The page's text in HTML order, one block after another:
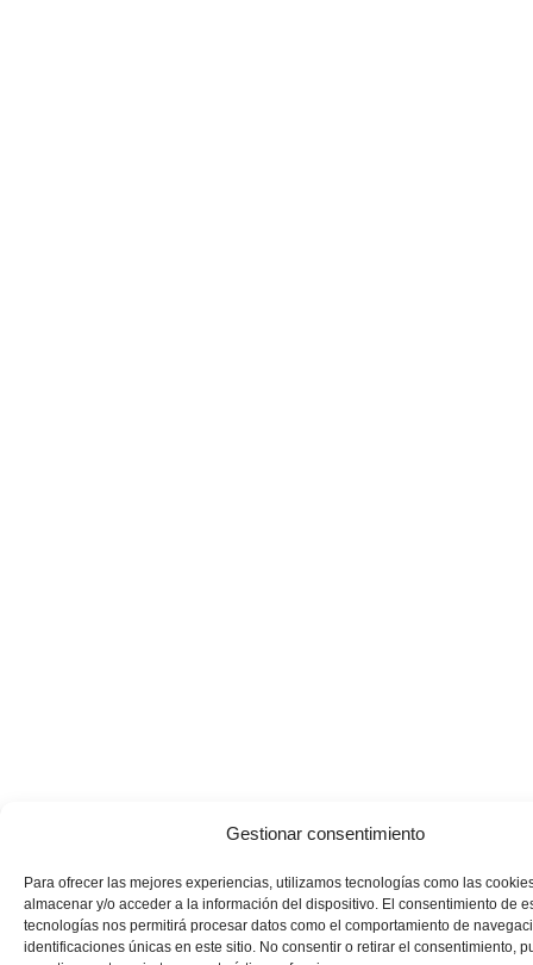
Gestionar consentimiento
Para ofrecer las mejores experiencias, utilizamos tecnologías como las
almacenar y/o acceder a la información del dispositivo. El consentimiento de
tecnologías nos permitirá procesar datos como el comportamiento de
identificaciones únicas en este sitio. No consentir o retirar el consentimiento,